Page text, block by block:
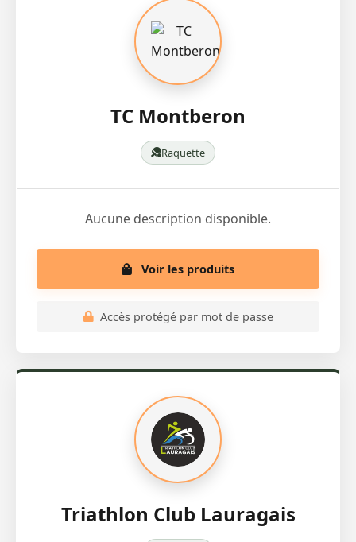
TC Montberon
Raquette
Aucune description disponible.
Voir les produits
Accès protégé par mot de passe
Triathlon Club Lauragais